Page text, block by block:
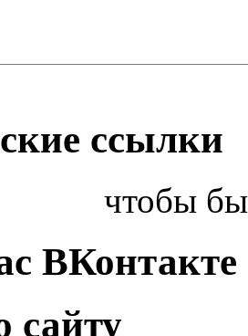
ссылки
чтобы
ВКонтакте
сайту